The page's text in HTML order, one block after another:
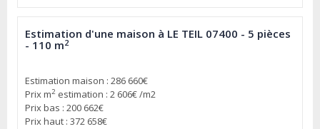
Estimation d'une maison à LE TEIL 07400 - 5 pièces
- 110 m2
Estimation maison : 286 660€
Prix m2 estimation : 2 606€ /m2
Prix bas : 200 662€
Prix haut : 372 658€